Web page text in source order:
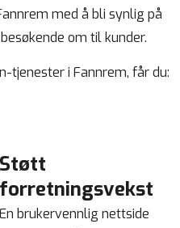
med å bli synlig på
om til kunder.
tjenester i Fannrem, får du:
Støtt
forretningsvekst
En brukervennlig nettside